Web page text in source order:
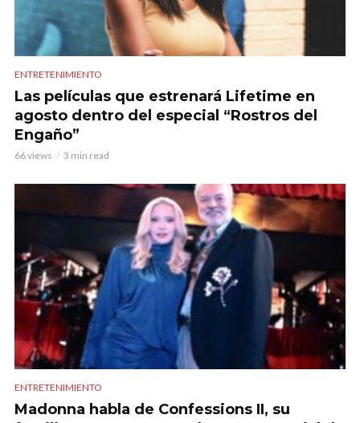
ENTRETENIMIENTO
Las películas que estrenará Lifetime en
agosto dentro del especial “Rostros del
Engaño”
66 views 3 min read
ENTRETENIMIENTO
Madonna habla de Confessions II, su